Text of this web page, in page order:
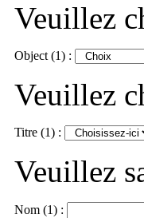
Veuillez
Object (1) :
Veuillez
Titre (1) :
Veuillez
Nom (1) :